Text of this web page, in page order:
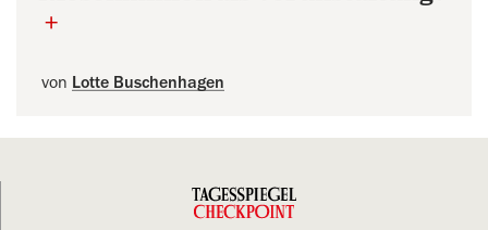
+
von Lotte Buschenhagen